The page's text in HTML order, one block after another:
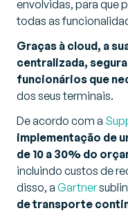
envolvidas, para que
todas as
Graças à cloud, a
centralizada,
funcionários que
dos seus terminais.
De acordo com a
implementação de
de 10 a 30% do
incluindo custos de
disso, a Gartner
de transporte